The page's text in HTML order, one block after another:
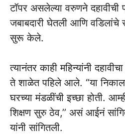
टॉपर असलेल्या वरुणने दहावीची
जबाबदारी घेतली आणि
सुरू केले.
त्यानंतर काही महिन्यांनी
ते शाळेत पहिले आले. “या
घरच्या मंडळींची इच्छा होती.
शिक्षण सुरु ठेव,’’ असं आईनं
यांनी सांगितली.